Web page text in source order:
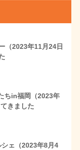
（2023年11月24日
ちin福岡（2023年
きました
ェ（2023年8月4